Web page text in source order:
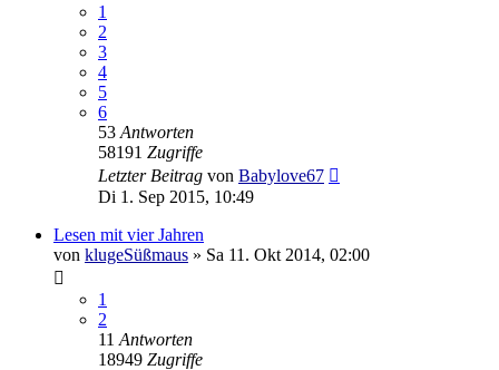
1
2
3
4
5
6
53 Antworten
58191 Zugriffe
Letzter Beitrag von Babylove67
Di 1. Sep 2015, 10:49
Lesen mit vier Jahren
von klugeSüßmaus » Sa 11. Okt 2014, 02:00
1
2
11 Antworten
18949 Zugriffe